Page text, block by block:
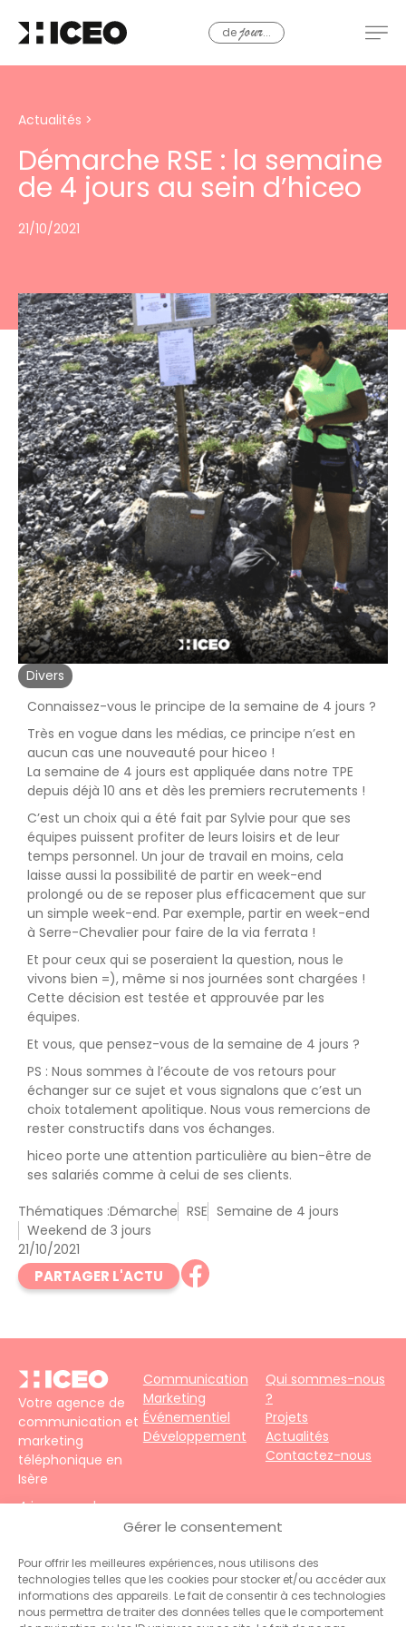
Gérer le consentement
Pour offrir les meilleures expériences, nous utilisons des
technologies telles que les cookies pour stocker et/ou accéder aux
informations des appareils. Le fait de consentir à ces technologies
nous permettra de traiter des données telles que le comportement
dejour...
Actualités >
Démarche RSE : la semaine
de 4 jours au sein d’hiceo
21/10/2021
Divers
Connaissez-vous le principe de la semaine de 4 jours ?
Très en vogue dans les médias, ce principe n’est en
aucun cas une nouveauté pour hiceo !
La semaine de 4 jours est appliquée dans notre TPE
depuis déjà 10 ans et dès les premiers recrutements !
C’est un choix qui a été fait par Sylvie pour que ses
équipes puissent profiter de leurs loisirs et de leur
temps personnel. Un jour de travail en moins, cela
laisse aussi la possibilité de partir en week-end
prolongé ou de se reposer plus efficacement que sur
un simple week-end. Par exemple, partir en week-end
à Serre-Chevalier pour faire de la via ferrata !
Et pour ceux qui se poseraient la question, nous le
vivons bien =), même si nos journées sont chargées !
Cette décision est testée et approuvée par les
équipes.
Et vous, que pensez-vous de la semaine de 4 jours ?
PS : Nous sommes à l’écoute de vos retours pour
échanger sur ce sujet et vous signalons que c’est un
choix totalement apolitique. Nous vous remercions de
rester constructifs dans vos échanges.
hiceo porte une attention particulière au bien-être de
ses salariés comme à celui de ses clients.
Thématiques :Démarche RSE Semaine de 4 jours
Weekend de 3 jours
21/10/2021
PARTAGER L'ACTU
Votre agence de
communication et
marketing
téléphonique en
Isère
4 impasse du
Faubourg – 38690
Téléphone :+33
(0)4 76 31 06 10
Contact :
administration@hiceo.fr
Communication
Marketing
Événementiel
Développement
Qui sommes-nous
?
Projets
Actualités
Contactez-nous